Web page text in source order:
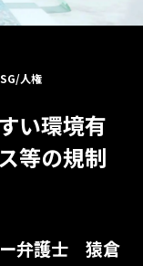
人権
い環境有
等の規制
弁護士 猿倉